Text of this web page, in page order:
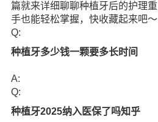
篇就来详细聊聊种植牙后的护理
手也能轻松掌握，快收藏起来吧～
Q:
种植牙多少钱一颗要多长时间
A:
Q:
种植牙2025纳入医保了吗知乎